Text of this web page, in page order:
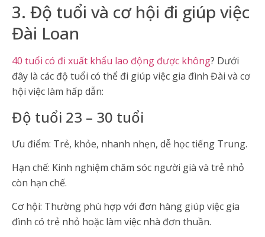
3. Độ tuổi và cơ hội đi giúp việc
Đài Loan
40 tuổi có đi xuất khẩu lao động được không? Dưới
đây là các độ tuổi có thể đi giúp việc gia đình Đài và cơ
hội việc làm hấp dẫn:
Độ tuổi 23 – 30 tuổi
Ưu điểm: Trẻ, khỏe, nhanh nhẹn, dễ học tiếng Trung.
Hạn chế: Kinh nghiệm chăm sóc người già và trẻ nhỏ
còn hạn chế.
Cơ hội: Thường phù hợp với đơn hàng giúp việc gia
đình có trẻ nhỏ hoặc làm việc nhà đơn thuần.